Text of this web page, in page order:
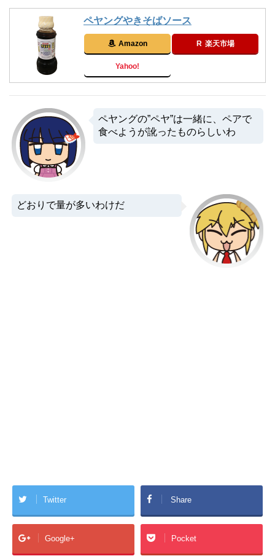
ペヤングやきそばソース
Amazon 楽天市場
Yahoo!
ペヤングの”ペヤ”は一緒に、ペアで
食べようが訛ったものらしいわ
どおりで量が多いわけだ
Twitter Share
Google+ Pocket